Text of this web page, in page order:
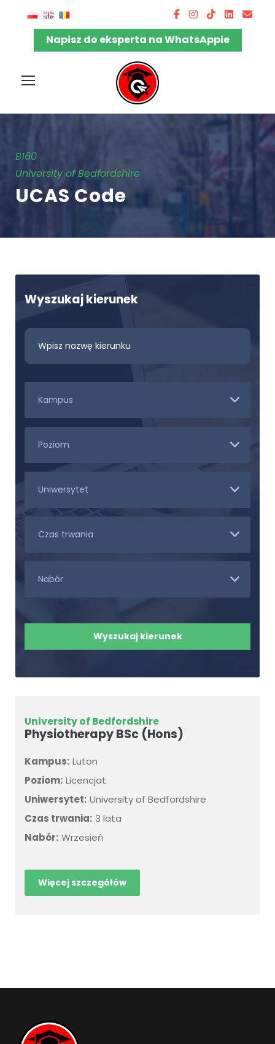
Napisz do eksperta na WhatsAppie
B160
University of Bedfordshire
UCAS Code
Wyszukaj kierunek
University of Bedfordshire
Physiotherapy BSc (Hons)
Kampus: Luton
Poziom: Licencjat
Uniwersytet: University of Bedfordshire
Czas trwania: 3 lata
Nabór: Wrzesień
Więcej szczegółów